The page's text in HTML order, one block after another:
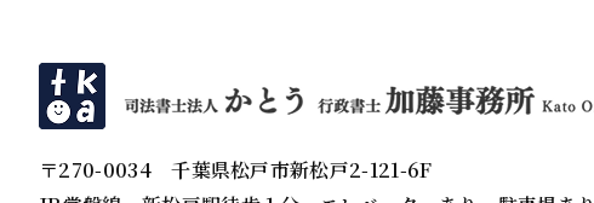
〒270-0034千葉県松戸市新松戸2-121-6F